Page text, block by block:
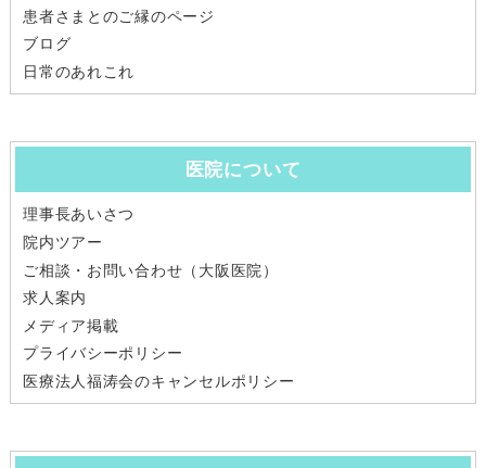
患者さまとのご縁のページ
ブログ
日常のあれこれ
医院について
理事長あいさつ
院内ツアー
ご相談・お問い合わせ（大阪医院）
求人案内
メディア掲載
プライバシーポリシー
医療法人福涛会のキャンセルポリシー